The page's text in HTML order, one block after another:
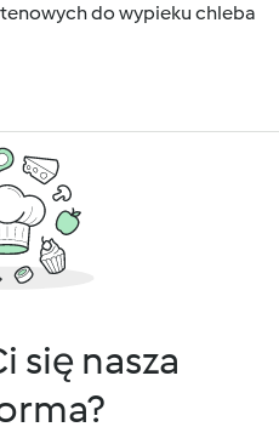
do wypieku chleba
się nasza